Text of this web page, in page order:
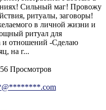
Сильный маг! Провожу
ритуалы, заговоры!
в личной жизни и
ритуал для
и отношений -Сделаю
на г...
Просмотров